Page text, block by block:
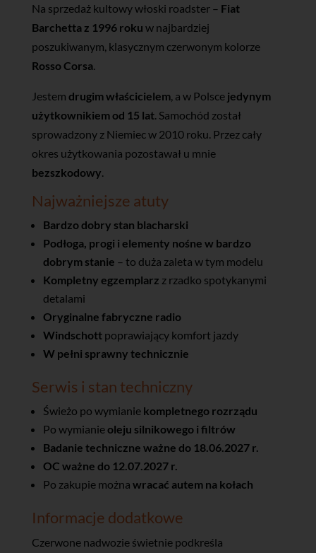
Na sprzedaż kultowy włoski roadster – Fiat
Barchetta z 1996 roku w najbardziej
poszukiwanym, klasycznym czerwonym kolorze
Rosso Corsa.
Jestem drugim właścicielem, a w Polsce jedynym
użytkownikiem od 15 lat. Samochód został
sprowadzony z Niemiec w 2010 roku. Przez cały
okres użytkowania pozostawał u mnie
bezszkodowy
Najważniejsze atuty
Bardzo dobry stan blacharski
Podłoga, progi i elementy nośne w bardzo
dobrym stanie – to duża zaleta w tym modelu
Kompletny egzemplarz z rzadko spotykanymi
detalami
Oryginalne fabryczne radio
Windschottpoprawiający komfort jazdy
W pełni sprawny technicznie
Serwis i stan techniczny
Świeżo po wymianie kompletnego rozrządu
Po wymianieoleju silnikowego i filtrów
Badanie techniczne ważne do 18.06.2027 r.
OC ważne do 12.07.2027 r.
Po zakupie można wracać autem na kołach
Informacje dodatkowe
Czerwone nadwozie świetnie podkreśla